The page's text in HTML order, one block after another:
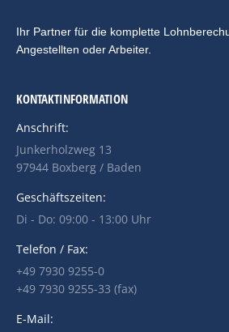
Ihr Partner für die komplette
Angestellten oder Arbeiter.
KONTAKTINFORMATION
Anschrift:
Junkerholzweg 13
97944 Boxberg / Baden
Geschäftszeiten:
Di - Do: 09:00 - 13:00 Uhr
Telefon / Fax:
+49 7930 9255-0
+49 7930 9255-33 (fax)
E-Mail: